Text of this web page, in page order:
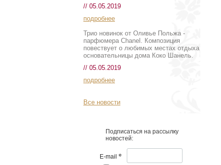
// 05.05.2019
подробнее
Трио новинок от Оливье Польжа -
парфюмера Chanel. Композиция
повествует о любимых местах отдыха
основательницы дома Коко Шанель.
// 05.05.2019
подробнее
Все новости
Подписаться на рассылку
новостей:
E-mail *